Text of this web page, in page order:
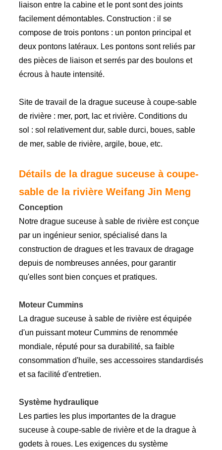
liaison entre la cabine et le pont sont des joints
facilement démontables. Construction : il se
compose de trois pontons : un ponton principal et
deux pontons latéraux. Les pontons sont reliés par
des pièces de liaison et serrés par des boulons et
écrous à haute intensité.
Site de travail de la drague suceuse à coupe-sable
de rivière : mer, port, lac et rivière. Conditions du
sol : sol relativement dur, sable durci, boues, sable
de mer, sable de rivière, argile, boue, etc.
Détails de la drague suceuse à coupe-
sable de la rivière Weifang Jin Meng
Conception
Notre drague suceuse à sable de rivière est conçue
par un ingénieur senior, spécialisé dans la
construction de dragues et les travaux de dragage
depuis de nombreuses années, pour garantir
qu'elles sont bien conçues et pratiques.
Moteur Cummins
La drague suceuse à sable de rivière est équipée
d'un puissant moteur Cummins de renommée
mondiale, réputé pour sa durabilité, sa faible
consommation d'huile, ses accessoires standardisés
et sa facilité d'entretien.
Système hydraulique
Les parties les plus importantes de la drague
suceuse à coupe-sable de rivière et de la drague à
godets à roues. Les exigences du système